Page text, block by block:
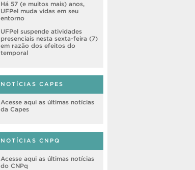
Há 57 (e muitos mais) anos,
UFPel muda vidas em seu
entorno
UFPel suspende atividades
presenciais nesta sexta-feira (7)
em razão dos efeitos do
temporal
NOTÍCIAS CAPES
Acesse aqui as últimas notícias
da Capes
NOTÍCIAS CNPQ
Acesse aqui as últimas notícias
do CNPq